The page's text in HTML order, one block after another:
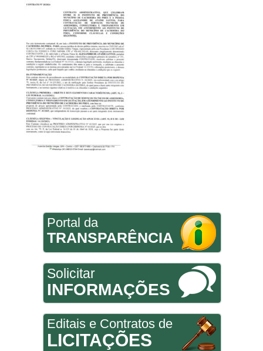
Portal da
TRANSPARÊNCIA
Solicitar
INFORMAÇÕES
Editais e Contratos de
LICITAÇÕES